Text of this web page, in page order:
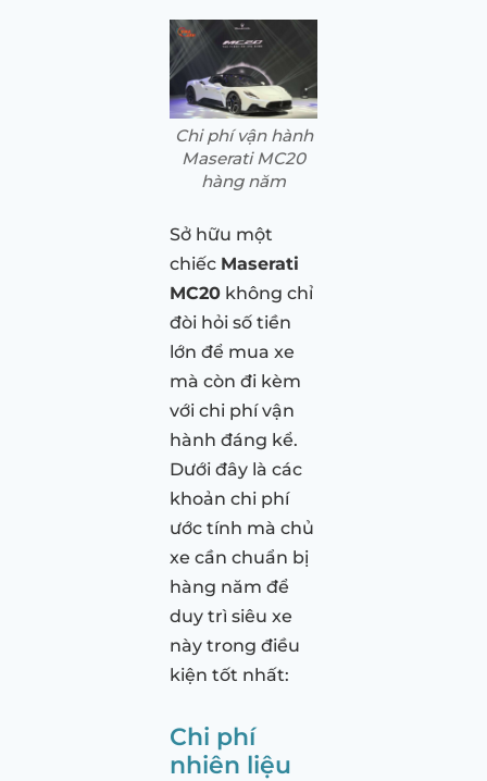
Chi phí vận hành
Maserati MC20
hàng năm
Sở hữu một
chiếc Maserati
MC20 không chỉ
đòi hỏi số tiền
lớn để mua xe
mà còn đi kèm
với chi phí vận
hành đáng kể.
Dưới đây là các
khoản chi phí
ước tính mà chủ
xe cần chuẩn bị
hàng năm để
duy trì siêu xe
này trong điều
kiện tốt nhất:
Chi phí
nhiên liệu